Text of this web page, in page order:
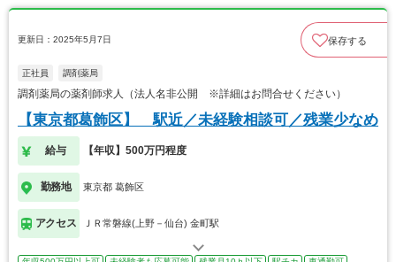
更新日：2025年5月7日 保存する
正社員 調剤薬局
調剤薬局の薬剤師求人（法人名非公開 ※詳細はお問合せください）
【東京都葛飾区】 駅近／未経験相談可／残業少なめ
給与 【年収】500万円程度
勤務地 東京都 葛飾区
アクセス ＪＲ常磐線(上野－仙台) 金町駅